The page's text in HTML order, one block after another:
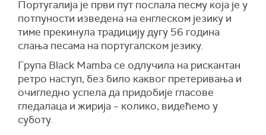
Португалија је први пут послала песму која је у
потпуности изведена на енглеском језику и
тиме прекинула традицију дугу 56 година
слања песама на португалском језику.
Група Black Mamba се одлучила на рискантан
ретро наступ, без било каквог претеривања и
очигледно успела да придобије гласове
гледалаца и жирија – колико, видећемо у
суботу.